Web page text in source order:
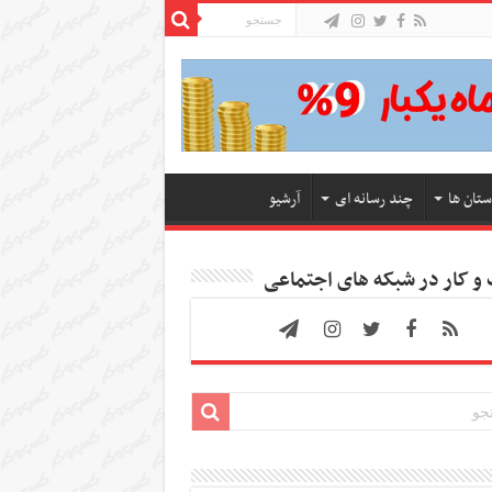
ها چند رسانه ای آرشیو
کار در شبکه های اجتماعی